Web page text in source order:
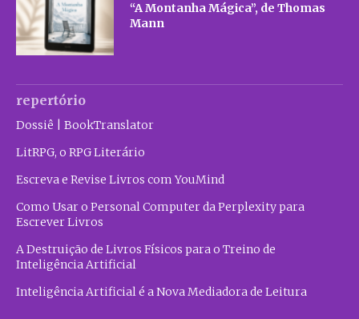
“A Montanha Mágica”, de Thomas
Mann
repertório
Dossiê | BookTranslator
LitRPG, o RPG Literário
Escreva e Revise Livros com YouMind
Como Usar o Personal Computer da Perplexity para
Escrever Livros
A Destruição de Livros Físicos para o Treino de
Inteligência Artificial
Inteligência Artificial é a Nova Mediadora de Leitura